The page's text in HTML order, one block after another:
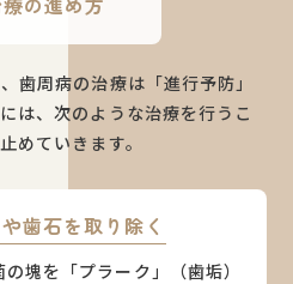
歯周病の治療は「進行予防」
は、次のような治療を行うこ
めていきます。
歯石を取り除く
塊を「プラーク」（歯垢）